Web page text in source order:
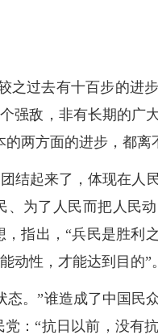
之过去有十百步的进
强敌，非有长期的广
两方面的进步，都离
结起来了，体现在人
为了人民而把人民
指出，“兵民是胜利
动性，才能达到目的”。
。”谁造成了中国民
：“抗日以前，没有